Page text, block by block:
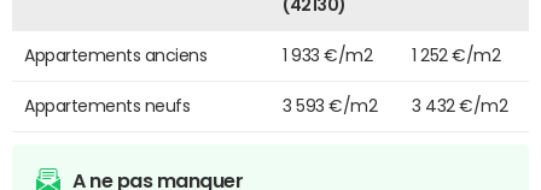
(42130)
Appartements anciens 1 933 €/m2 1 252 €/m2
Appartements neufs 3 593 €/m2 3 432 €/m2
A ne pas manquer